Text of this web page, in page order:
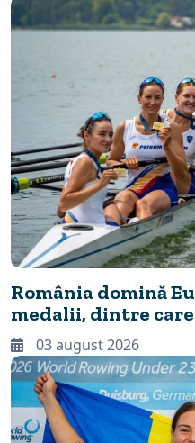
România domină
medalii, dintre care
recorduri
03 august 2026